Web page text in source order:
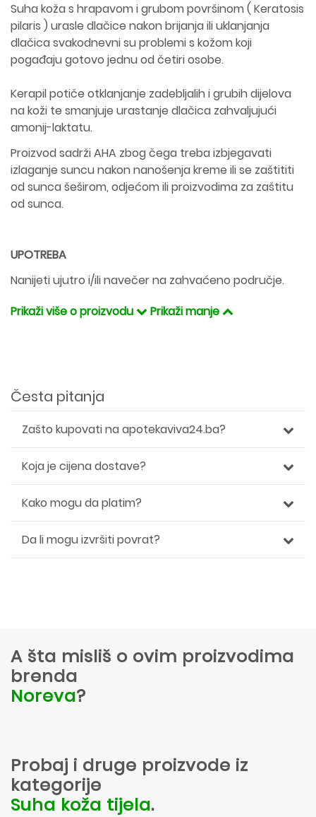
Suha koža s hrapavom i grubom površinom ( Keratosis
pilaris ) urasle dlačice nakon brijanja ili uklanjanja
dlačica svakodnevni su problemi s kožom koji
pogađaju gotovo jednu od četiri osobe.
Kerapil potiče otklanjanje zadebljalih i grubih dijelova
na koži te smanjuje urastanje dlačica zahvaljujući
amonij-laktatu.
Proizvod sadrži AHA zbog čega treba izbjegavati
izlaganje suncu nakon nanošenja kreme ili se zaštititi
od sunca šeširom, odjećom ili proizvodima za zaštitu
od sunca.
UPOTREBA
Nanijeti ujutro i/ili navečer na zahvaćeno područje.
Prikaži više o proizvodu
Prikaži manje
Česta pitanja
Zašto kupovati na apotekaviva24.ba?
Koja je cijena dostave?
Kako mogu da platim?
Da li mogu izvršiti povrat?
A šta misliš o ovim proizvodima
brenda
Noreva?
Probaj i druge proizvode iz
kategorije
Suha koža tijela.